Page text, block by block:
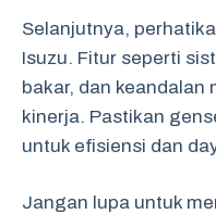
Selanjutnya,
Isuzu. Fitur seperti
bakar, dan
kinerja. Pastikan
untuk efisiensi dan
Jangan lupa untuk